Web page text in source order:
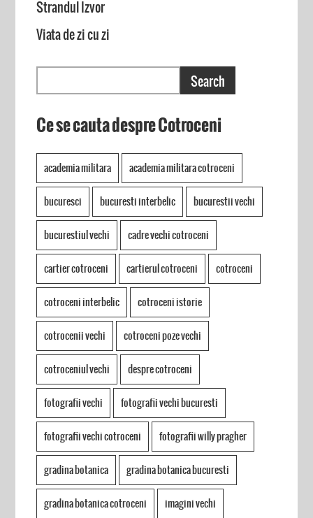
Strandul Izvor
Viata de zi cu zi
Ce se cauta despre Cotroceni
academia militara academia militara cotroceni
bucuresci bucuresti interbelic bucurestii vechi
bucurestiul vechi cadre vechi cotroceni
cartier cotroceni cartierul cotroceni cotroceni
cotroceni interbelic cotroceni istorie
cotrocenii vechi cotroceni poze vechi
cotroceniul vechi despre cotroceni
fotografii vechi fotografii vechi bucuresti
fotografii vechi cotroceni fotografii willy pragher
gradina botanica gradina botanica bucuresti
gradina botanica cotroceni imagini vechi